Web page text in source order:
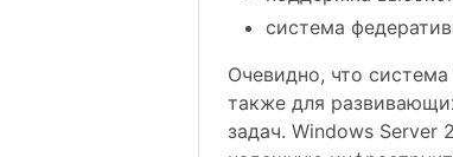
система
Очевидно, что
также для
задач. Windows Server